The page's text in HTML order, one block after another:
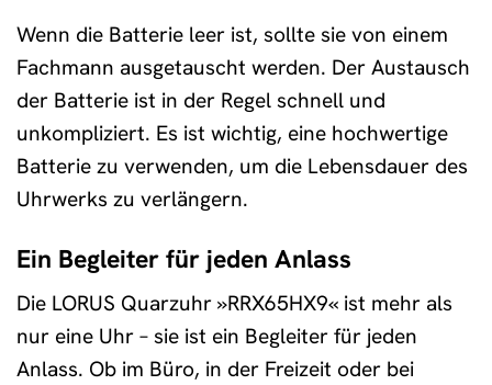
Wenn die Batterie leer ist, sollte sie von einem
Fachmann ausgetauscht werden. Der Austausch
der Batterie ist in der Regel schnell und
unkompliziert. Es ist wichtig, eine hochwertige
Batterie zu verwenden, um die Lebensdauer des
Uhrwerks zu verlängern.
Ein Begleiter für jeden Anlass
Die LORUS Quarzuhr »RRX65HX9« ist mehr als
nur eine Uhr – sie ist ein Begleiter für jeden
Anlass. Ob im Büro, in der Freizeit oder bei